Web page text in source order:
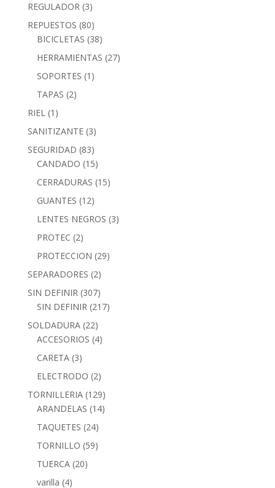
REGULADOR (3)
REPUESTOS (80)
BICICLETAS (38)
HERRAMIENTAS (27)
SOPORTES (1)
TAPAS (2)
RIEL (1)
SANITIZANTE (3)
SEGURIDAD (83)
CANDADO (15)
CERRADURAS (15)
GUANTES (12)
LENTES NEGROS (3)
PROTEC (2)
PROTECCION (29)
SEPARADORES (2)
SIN DEFINIR (307)
SIN DEFINIR (217)
SOLDADURA (22)
ACCESORIOS (4)
CARETA (3)
ELECTRODO (2)
TORNILLERIA (129)
ARANDELAS (14)
TAQUETES (24)
TORNILLO (59)
TUERCA (20)
varilla (4)